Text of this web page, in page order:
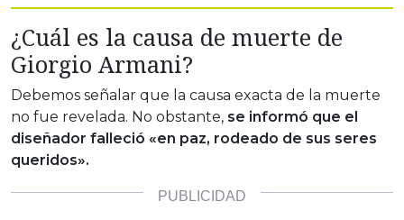
¿Cuál es la causa de muerte de
Giorgio Armani?
Debemos señalar que la causa exacta de la muerte
no fue revelada. No obstante, se informó que el
diseñador falleció «en paz, rodeado de sus seres
queridos».